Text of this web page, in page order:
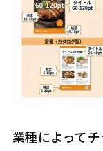
業種によって